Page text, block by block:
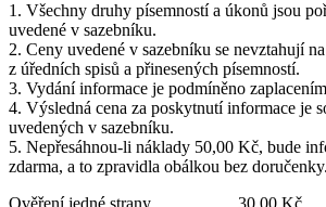
1. Všechny druhy písemností a úkonů jsou
uvedené v sazebníku.
2. Ceny uvedené v sazebníku se nevztahují
z úředních spisů a přinesených písemností.
3. Vydání informace je podmíněno
4. Výsledná cena za poskytnutí informace je
uvedených v sazebníku.
5. Nepřesáhnou-li náklady 50,00 Kč, bude
zdarma, a to zpravidla obálkou bez doručenky.